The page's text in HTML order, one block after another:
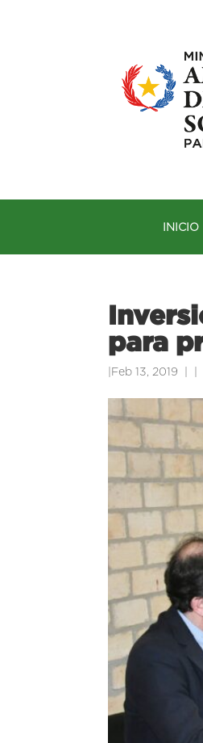
INICIO
para
Feb 13, 2019